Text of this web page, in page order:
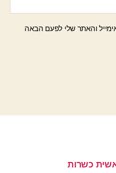
והאתר שלי לפעם הבאה
כשרות